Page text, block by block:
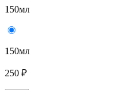
150мл
150мл
250 ₽